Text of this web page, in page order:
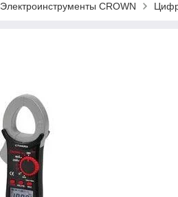
Электроинструменты CROWN